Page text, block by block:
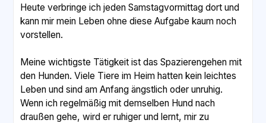
Heute verbringe ich jeden Samstagvormittag dort und
kann mir mein Leben ohne diese Aufgabe kaum noch
vorstellen.
Meine wichtigste Tätigkeit ist das Spazierengehen mit
den Hunden. Viele Tiere im Heim hatten kein leichtes
Leben und sind am Anfang ängstlich oder unruhig.
Wenn ich regelmäßig mit demselben Hund nach
draußen gehe, wird er ruhiger und lernt, mir zu